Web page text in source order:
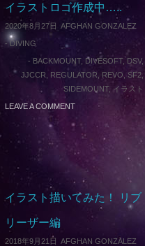
イラストロゴ作成中…..
2020年8月27日 AFGHAN GONZALEZ
- DIVING
- BACKMOUNT, DIVESOFT, DSV,
JJCCR
REGULATOR REVO ,SF2
SIDEMOUNT,イラスト
LEAVE A COMMENT
イラスト描いてみた！ リブ
リーザー編
2018年9月21日 AFGHAN GONZALEZ